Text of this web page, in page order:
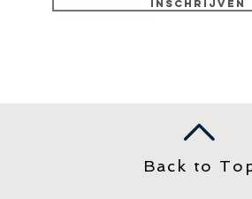
Inschrijven
Back to